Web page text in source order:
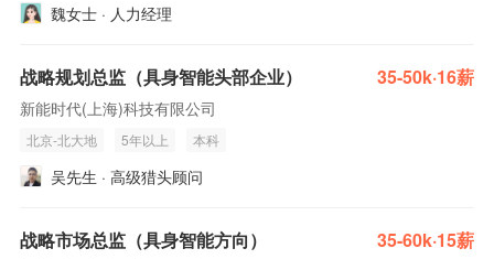
魏女士 · 人力经理
战略规划总监（具身智能头部企业） 35-50k·16薪
新能时代(上海)科技有限公司
北京-北大地 5年以上 本科
吴先生 · 高级猎头顾问
战略市场总监（具身智能方向） 35-60k·15薪